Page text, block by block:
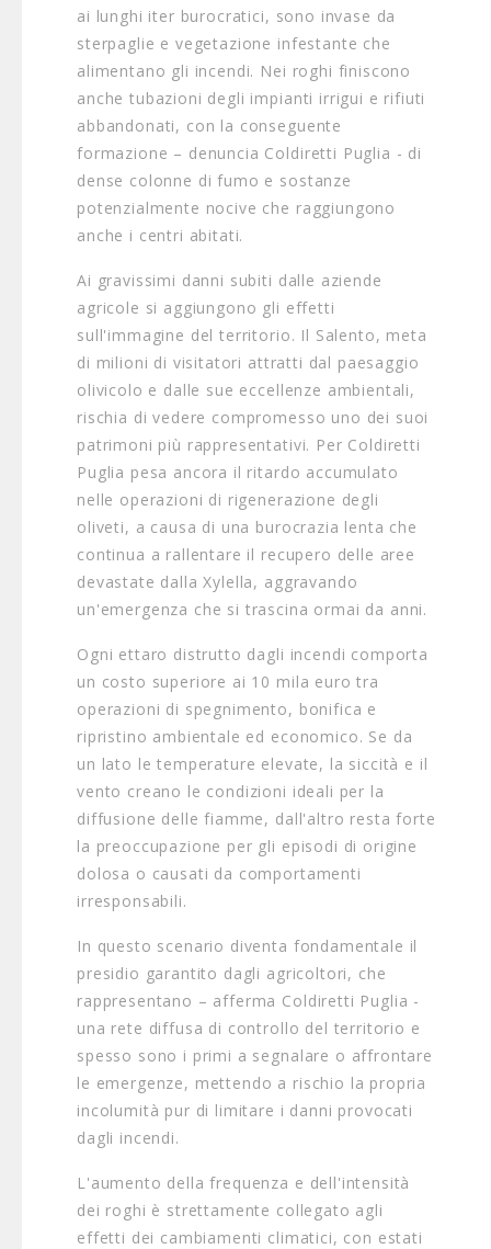
ai lunghi iter burocratici, sono invase da
sterpaglie e vegetazione infestante che
alimentano gli incendi. Nei roghi finiscono
anche tubazioni degli impianti irrigui e rifiuti
abbandonati, con la conseguente
formazione – denuncia Coldiretti Puglia - di
dense colonne di fumo e sostanze
potenzialmente nocive che raggiungono
anche i centri abitati.
Ai gravissimi danni subiti dalle aziende
agricole si aggiungono gli effetti
sull'immagine del territorio. Il Salento, meta
di milioni di visitatori attratti dal paesaggio
olivicolo e dalle sue eccellenze ambientali,
rischia di vedere compromesso uno dei suoi
patrimoni più rappresentativi. Per Coldiretti
Puglia pesa ancora il ritardo accumulato
nelle operazioni di rigenerazione degli
oliveti, a causa di una burocrazia lenta che
continua a rallentare il recupero delle aree
devastate dalla Xylella, aggravando
un'emergenza che si trascina ormai da anni.
Ogni ettaro distrutto dagli incendi comporta
un costo superiore ai 10 mila euro tra
operazioni di spegnimento, bonifica e
ripristino ambientale ed economico. Se da
un lato le temperature elevate, la siccità e il
vento creano le condizioni ideali per la
diffusione delle fiamme, dall'altro resta forte
la preoccupazione per gli episodi di origine
dolosa o causati da comportamenti
irresponsabili.
In questo scenario diventa fondamentale il
presidio garantito dagli agricoltori, che
rappresentano – afferma Coldiretti Puglia -
una rete diffusa di controllo del territorio e
spesso sono i primi a segnalare o affrontare
le emergenze, mettendo a rischio la propria
incolumità pur di limitare i danni provocati
dagli incendi.
L'aumento della frequenza e dell'intensità
dei roghi è strettamente collegato agli
effetti dei cambiamenti climatici, con estati